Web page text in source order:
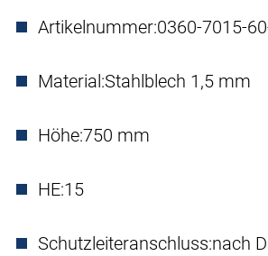
Artikelnummer:0360-7015-
Material:Stahlblech 1,5 mm
Höhe:750 mm
HE:15
Schutzleiteranschluss:nach